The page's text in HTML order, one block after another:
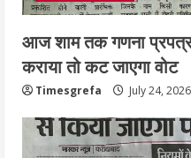
आज शाम तक गणना
कराया तो कट जाएगा वोट
Timesgrefa July 24, 2026